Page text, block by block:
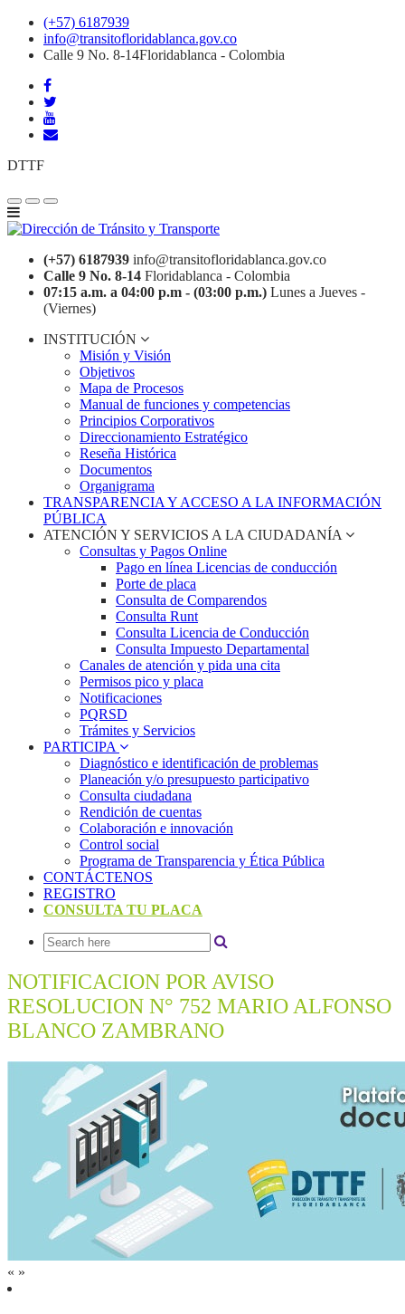
(+57) 6187939
info@transitofloridablanca.gov.co
Calle 9 No. 8-14Floridablanca - Colombia
DTTF
(+57) 6187939 info@transitofloridablanca.gov.co
Calle 9 No. 8-14 Floridablanca - Colombia
07:15 a.m. a 04:00 p.m - (03:00 p.m.) Lunes a Jueves -
(Viernes)
INSTITUCIÓN
Misión y Visión
Objetivos
Mapa de Procesos
Manual de funciones y competencias
Principios Corporativos
Direccionamiento Estratégico
Reseña Histórica
Documentos
Organigrama
TRANSPARENCIA Y ACCESO A LA INFORMACIÓN
PÚBLICA
ATENCIÓN Y SERVICIOS A LA CIUDADANÍA
Consultas y Pagos Online
Pago en línea Licencias de conducción
Porte de placa
Consulta de Comparendos
Consulta Runt
Consulta Licencia de Conducción
Consulta Impuesto Departamental
Canales de atención y pida una cita
Permisos pico y placa
Notificaciones
PQRSD
Trámites y Servicios
PARTICIPA
Diagnóstico e identificación de problemas
Planeación y/o presupuesto participativo​
Consulta ciudadana
Rendición de cuentas
Colaboración e innovación
Control social
Programa de Transparencia y Ética Pública
CONTÁCTENOS
REGISTRO
CONSULTA TU PLACA
NOTIFICACION POR AVISO
RESOLUCION N° 752 MARIO ALFONSO
BLANCO ZAMBRANO
« »